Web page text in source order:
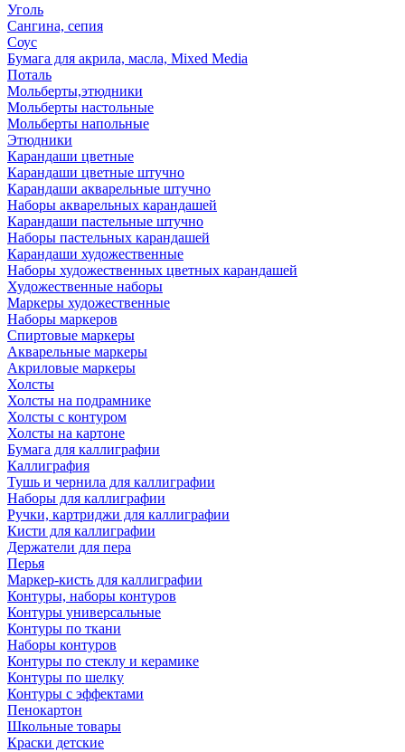
Уголь
Сангина, сепия
Соус
Бумага для акрила, масла, Mixed Media
Поталь
Мольберты,этюдники
Мольберты настольные
Мольберты напольные
Этюдники
Карандаши цветные
Карандаши цветные штучно
Карандаши акварельные штучно
Наборы акварельных карандашей
Карандаши пастельные штучно
Наборы пастельных карандашей
Карандаши художественные
Наборы художественных цветных карандашей
Художественные наборы
Маркеры художественные
Наборы маркеров
Спиртовые маркеры
Акварельные маркеры
Акриловые маркеры
Холсты
Холсты на подрамнике
Холсты с контуром
Холсты на картоне
Бумага для каллиграфии
Каллиграфия
Тушь и чернила для каллиграфии
Наборы для каллиграфии
Ручки, картриджи для каллиграфии
Кисти для каллиграфии
Держатели для пера
Перья
Маркер-кисть для каллиграфии
Контуры, наборы контуров
Контуры универсальные
Контуры по ткани
Наборы контуров
Контуры по стеклу и керамике
Контуры по шелку
Контуры с эффектами
Пенокартон
Школьные товары
Краски детские